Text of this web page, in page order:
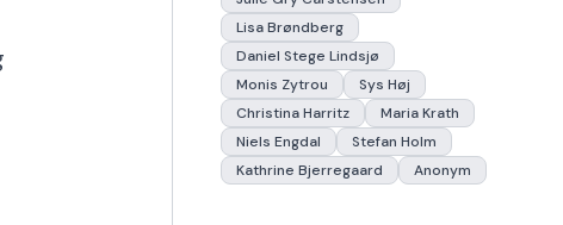
Lisa Brøndberg
Daniel Stege Lindsjø
Monis Zytrou
Sys Høj
Christina Harritz
Maria Krath
Niels Engdal
Stefan Holm
Kathrine Bjerregaard
Anonym